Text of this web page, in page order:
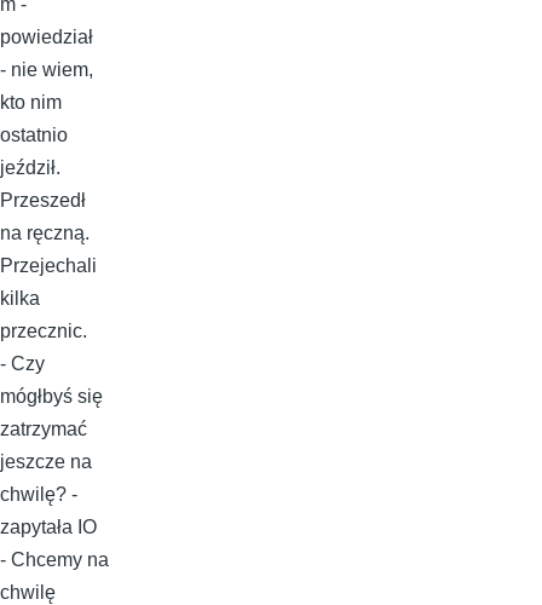
m -
powiedział
- nie wiem,
kto nim
ostatnio
jeździł.
Przeszedł
na ręczną.
Przejechali
kilka
przecznic.
- Czy
mógłbyś się
zatrzymać
jeszcze na
chwilę? -
zapytała IO
- Chcemy na
chwilę